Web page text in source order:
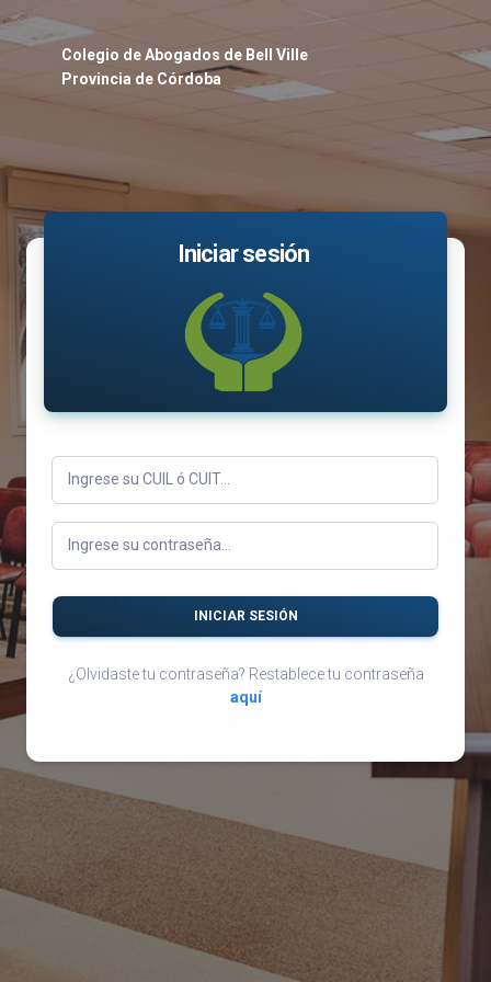
Colegio de Abogados de Bell Ville
Provincia de Córdoba
Iniciar sesión
Ingrese su CUIL ó CUIT...
Ingrese su contraseña...
INICIAR SESIÓN
¿Olvidaste tu contraseña? Restablece tu contraseña
aquí